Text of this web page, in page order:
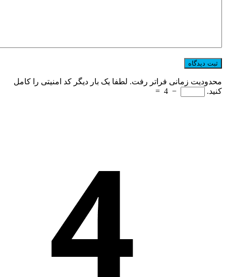
محدودیت زمانی فراتر رفت. لطفا یک بار دیگر کد امنیتی را کامل
کنید.
−
4
=